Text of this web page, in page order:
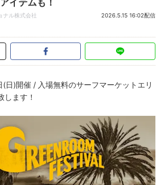
イテムも！
ナル株式会社 2026.5.15 16:02配信
日)開催 / 入場無料のサーフマーケットエリ
します！